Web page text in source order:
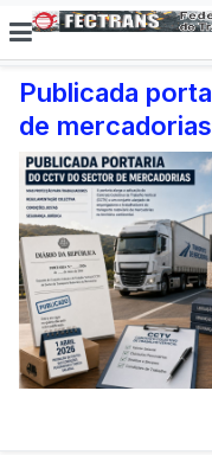
Publicada
de mercadorias